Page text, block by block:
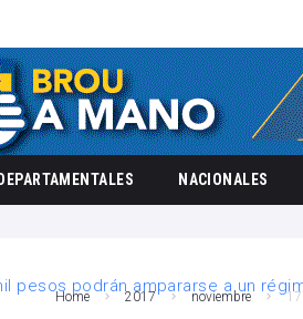
DEPARTAMENTALES NACIONALES
Home 2017 noviembre 17